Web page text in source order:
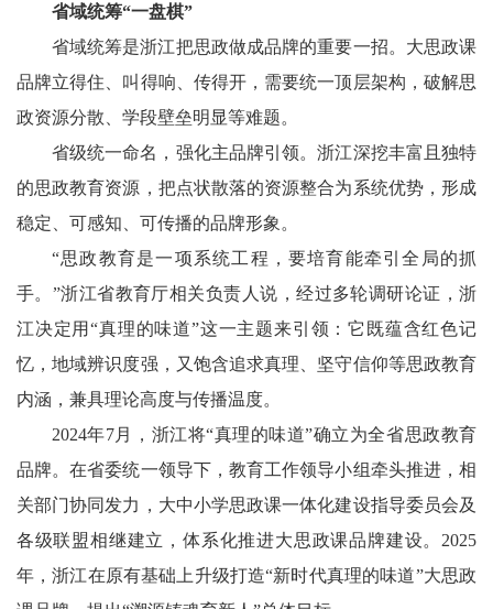
省域统筹“一盘棋”
省域统筹是浙江把思政做成品牌的重要一招。大思政课
品牌立得住、叫得响、传得开，需要统一顶层架构，破解思
政资源分散、学段壁垒明显等难题。
省级统一命名，强化主品牌引领。浙江深挖丰富且独特
的思政教育资源，把点状散落的资源整合为系统优势，形成
稳定、可感知、可传播的品牌形象。
“思政教育是一项系统工程，要培育能牵引全局的抓
手。”浙江省教育厅相关负责人说，经过多轮调研论证，浙
江决定用“真理的味道”这一主题来引领：它既蕴含红色记
忆，地域辨识度强，又饱含追求真理、坚守信仰等思政教育
内涵，兼具理论高度与传播温度。
2024年7月，浙江将“真理的味道”确立为全省思政教育
品牌。在省委统一领导下，教育工作领导小组牵头推进，相
关部门协同发力，大中小学思政课一体化建设指导委员会及
各级联盟相继建立，体系化推进大思政课品牌建设。2025
年，浙江在原有基础上升级打造“新时代真理的味道”大思政